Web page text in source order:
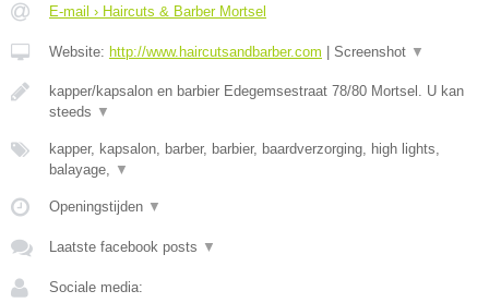
E-mail › Haircuts & Barber Mortsel
Website: http://www.haircutsandbarber.com Screenshot ▼
kapper/kapsalon en barbier Edegemsestraat 78/80 Mortsel. U kan
steeds ▼
kapper, kapsalon, barber, barbier, baardverzorging, high lights,
balayage, ▼
Openingstijden ▼
Laatste facebook posts ▼
Sociale media: